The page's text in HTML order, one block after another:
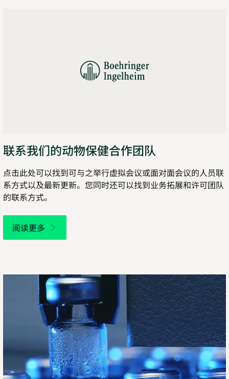
联系我们的动物保健合作团队
点击此处可以找到可与之举行虚拟会议或面对面会议的人员联
系方式以及最新更新。您同时还可以找到业务拓展和许可团队
的联系方式。
阅读更多